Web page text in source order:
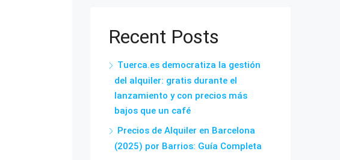
Recent Posts
Tuerca.es democratiza la gestión
del alquiler: gratis durante el
lanzamiento y con precios más
bajos que un café
Precios de Alquiler en Barcelona
(2025) por Barrios: Guía Completa